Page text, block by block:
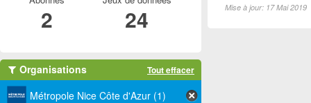
Mise à jour: 17 Mai 2019
2 24
Organisations Tout effacer
Métropole Nice Côte d'Azur (1)